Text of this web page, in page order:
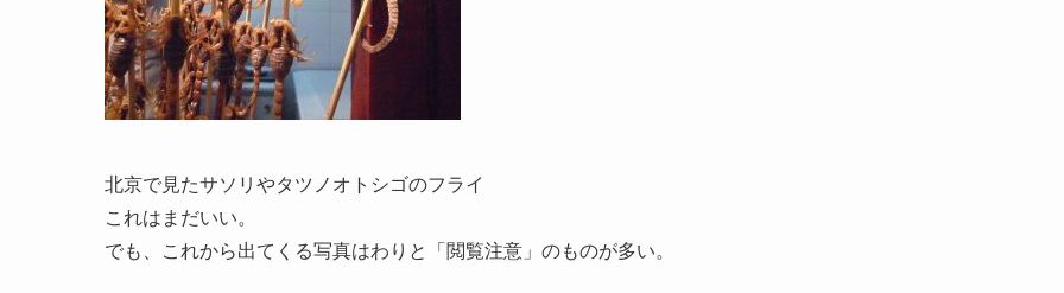
北京で見たサソリやタツノオトシゴのフライ
これはまだいい。
でも、これから出てくる写真はわりと「閲覧注意」のものが多い。